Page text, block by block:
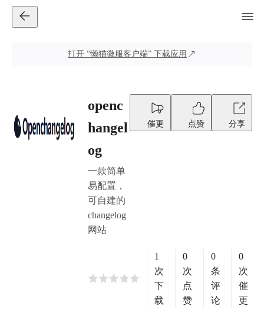
打开 “懒猫微服客户端” 下载应用
openc
hangel
og
一款简单
易配置，
可自建的
changelog
网站
催更 点赞 分享
1
次
下
载
0
次
点
赞
0
条
评
论
0
次
催
更